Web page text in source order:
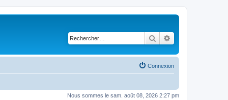
Rechercher
Connexion
Nous sommes le sam. août 08, 2026 2:27 pm